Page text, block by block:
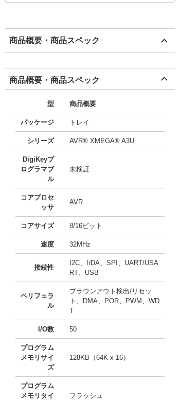
商品概要・商品スペック
商品概要・商品スペック
型 商品概要
パッケージ トレイ
シリーズ AVR® XMEGA® A3U
DigiKeyプ
ログラマブ
ル
未検証
コアプロセ
ッサ
AVR
コアサイズ 8/16ビット
速度 32MHz
接続性
I2C、IrDA、SPI、UART/USA
RT、USB
ペリフェラ
ル
ブラウンアウト検出/リセッ
ト、DMA、POR、PWM、WD
T
I/O数 50
プログラム
メモリサイ
ズ
128KB（64K x 16）
プログラム
メモリタイ
フラッシュ